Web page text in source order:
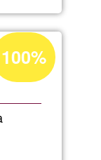
100%